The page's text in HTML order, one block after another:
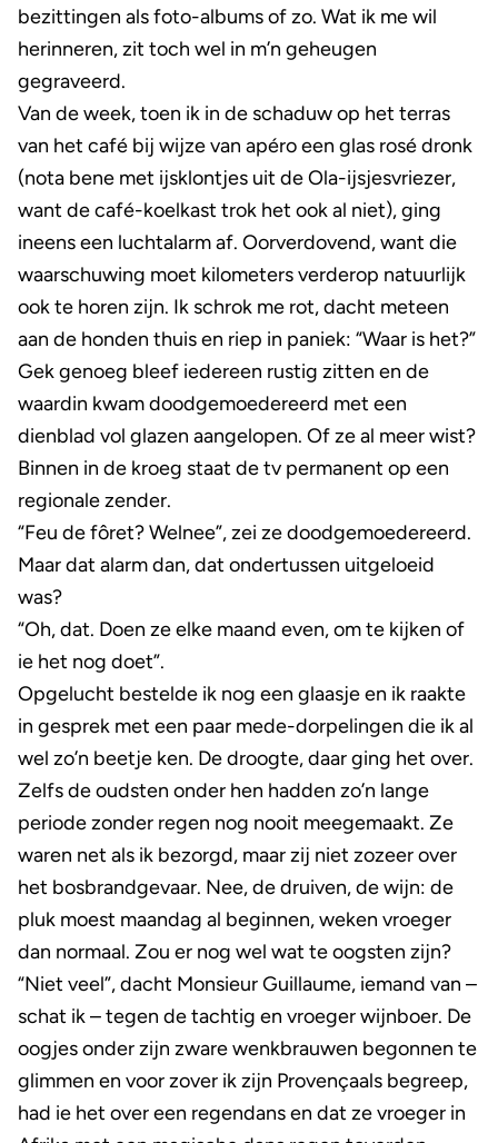
bezittingen als foto-albums of zo. Wat ik me wil
herinneren, zit toch wel in m’n geheugen
gegraveerd.
Van de week, toen ik in de schaduw op het terras
van het café bij wijze van apéro een glas rosé dronk
(nota bene met ijsklontjes uit de Ola-ijsjesvriezer,
want de café-koelkast trok het ook al niet), ging
ineens een luchtalarm af. Oorverdovend, want die
waarschuwing moet kilometers verderop natuurlijk
ook te horen zijn. Ik schrok me rot, dacht meteen
aan de honden thuis en riep in paniek: “Waar is het?”
Gek genoeg bleef iedereen rustig zitten en de
waardin kwam doodgemoedereerd met een
dienblad vol glazen aangelopen. Of ze al meer wist?
Binnen in de kroeg staat de tv permanent op een
regionale zender.
“Feu de fôret? Welnee”, zei ze doodgemoedereerd.
Maar dat alarm dan, dat ondertussen uitgeloeid
was?
“Oh, dat. Doen ze elke maand even, om te kijken of
ie het nog doet”.
Opgelucht bestelde ik nog een glaasje en ik raakte
in gesprek met een paar mede-dorpelingen die ik al
wel zo’n beetje ken. De droogte, daar ging het over.
Zelfs de oudsten onder hen hadden zo’n lange
periode zonder regen nog nooit meegemaakt. Ze
waren net als ik bezorgd, maar zij niet zozeer over
het bosbrandgevaar. Nee, de druiven, de wijn: de
pluk moest maandag al beginnen, weken vroeger
dan normaal. Zou er nog wel wat te oogsten zijn?
“Niet veel”, dacht Monsieur Guillaume, iemand van –
schat ik – tegen de tachtig en vroeger wijnboer. De
oogjes onder zijn zware wenkbrauwen begonnen te
glimmen en voor zover ik zijn Provençaals begreep,
had ie het over een regendans en dat ze vroeger in